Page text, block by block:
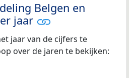
Belgen en
jaar
jaar van de cijfers te
over de jaren te bekijken: